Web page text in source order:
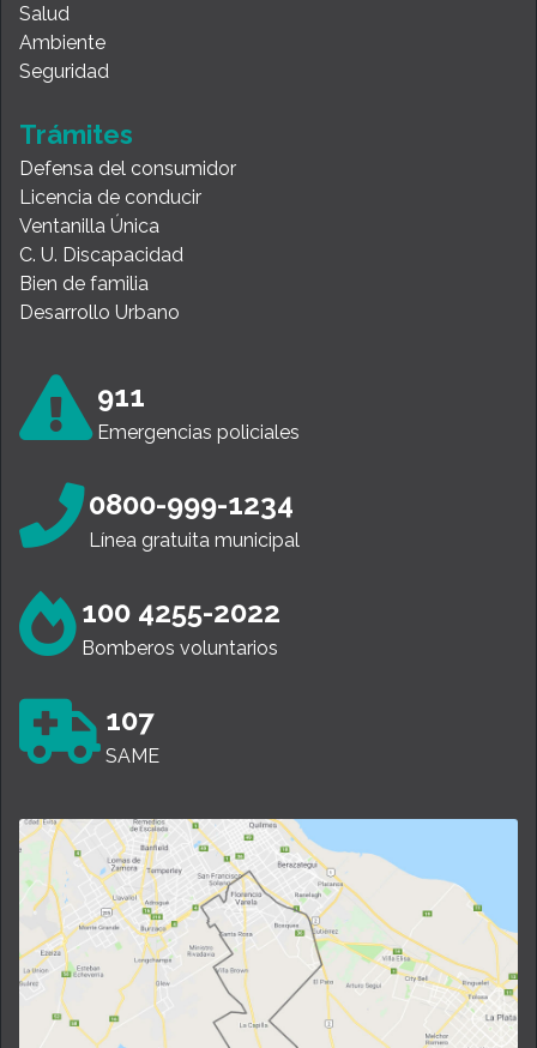
Salud
Ambiente
Seguridad
Trámites
Defensa del consumidor
Licencia de conducir
Ventanilla Única
C. U. Discapacidad
Bien de familia
Desarrollo Urbano
911
Emergencias policiales
0800-999-1234
Línea gratuita municipal
100 4255-2022
Bomberos voluntarios
107
SAME